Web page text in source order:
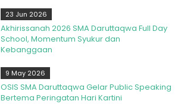
23 Jun 2026
Akhirissanah 2026 SMA Daruttaqwa Full Day
School, Momentum Syukur dan
Kebanggaan
9 May 2026
OSIS SMA Daruttaqwa Gelar Public Speaking
Bertema Peringatan Hari Kartini